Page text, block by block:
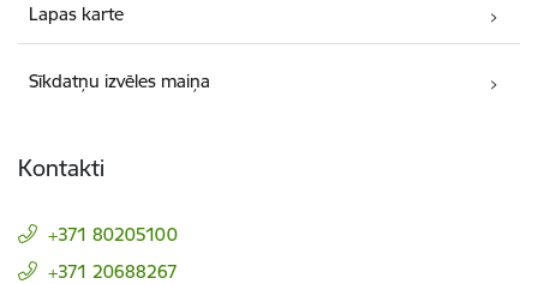
Lapas karte
Sīkdatņu izvēles maiņa
Kontakti
+371 80205100
+371 20688267